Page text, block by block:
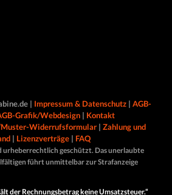
| Impressum & Datenschutz | AGB-
Grafik/Webdesign| Kontakt
Widerrufsformular | Zahlung und
| Lizenzverträge| FAQ
urheberrechtlich geschützt. Das unerlaubte
führt unmittelbar zur Strafanzeige
der Rechnungsbetrag keine Umsatzsteuer.“